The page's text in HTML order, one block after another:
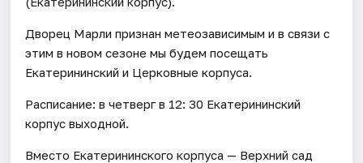
Дворец Марли признан метеозависимым и в связи с
этим в новом сезоне мы будем посещать
Екатерининский и Церковные корпуса.
Расписание: в четверг в 12: 30 Екатерининский
корпус выходной.
Вместо Екатерининского корпуса — Верхний сад